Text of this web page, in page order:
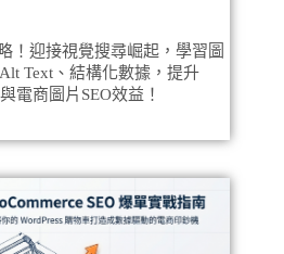
！迎接視覺搜尋崛起，學習圖
Text、結構化數據，提升
電商圖片SEO效益！